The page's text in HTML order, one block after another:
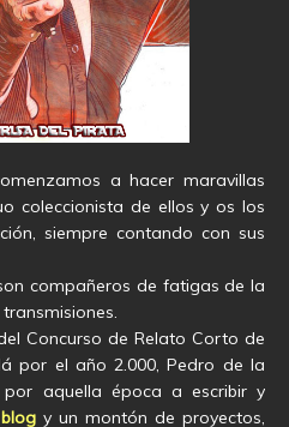
a hacer maravillas
coleccionista de ellos y os los
siempre contando con sus
compañeros de fatigas de la
Concurso de Relato Corto de
por el año 2.000, Pedro de la
aquella época a escribir y
blogy un montón de proyectos,